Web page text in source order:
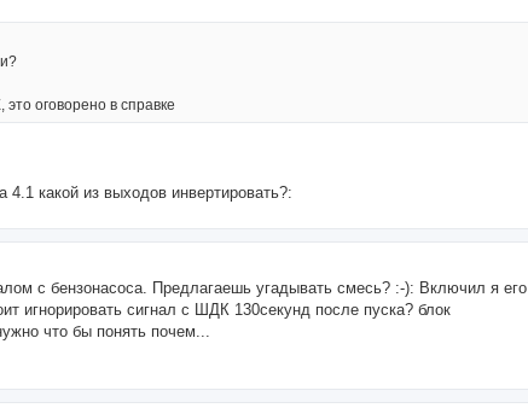
оговорено в справке
какой из выходов инвертировать?:
с бензонасоса. Предлагаешь угадывать смесь? :-): Включил я его
игнорировать сигнал с ШДК 130секунд после пуска? блок
что бы понять почем...